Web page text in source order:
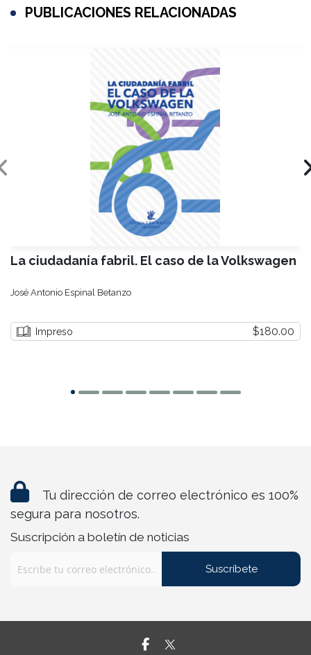
PUBLICACIONES RELACIONADAS
La ciudadanía fabril. El caso de la Volkswagen
José Antonio Espinal Betanzo
Impreso $180.00
Tu dirección de correo electrónico es 100%
segura para nosotros.
Suscripción a boletín de noticias
Suscríbete